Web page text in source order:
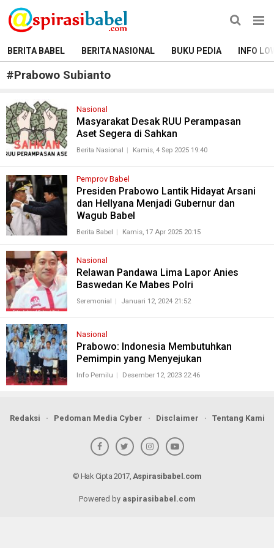
BERITA BABEL BERITA NASIONAL BUKU PEDIA INFO
#Prabowo Subianto
Nasional
Masyarakat Desak RUU Perampasan
Aset Segera di Sahkan
Berita Nasional Kamis, 4 Sep 2025 19:40
Pemprov Babel
Presiden Prabowo Lantik Hidayat Arsani
dan Hellyana Menjadi Gubernur dan
Wagub Babel
Berita Babel Kamis, 17 Apr 2025 20:15
Nasional
Relawan Pandawa Lima Lapor Anies
Baswedan Ke Mabes Polri
Seremonial Januari 12, 2024 21:52
Nasional
Prabowo: Indonesia Membutuhkan
Pemimpin yang Menyejukan
Info Pemilu Desember 12, 2023 22:46
Redaksi Pedoman Media Cyber Disclaimer Tentang Kami
© Hak Cipta 2017, Aspirasibabel.com
Powered by aspirasibabel.com